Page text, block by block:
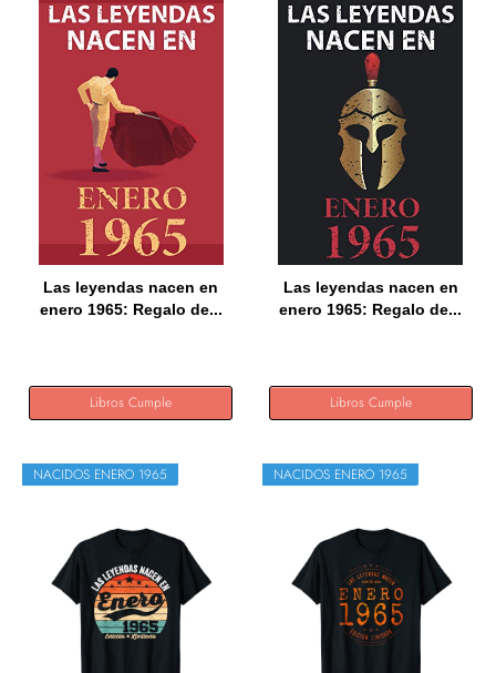
Las leyendas nacen en
enero 1965: Regalo de...
Libros Cumple
Las leyendas nacen en
enero 1965: Regalo de...
Libros Cumple
NACIDOS ENERO 1965 NACIDOS ENERO 1965